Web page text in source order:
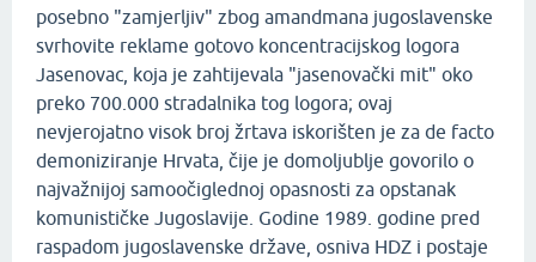
posebno "zamjerljiv" zbog amandmana jugoslavenske
svrhovite reklame gotovo koncentracijskog logora
Jasenovac, koja je zahtijevala "jasenovački mit" oko
preko 700.000 stradalnika tog logora; ovaj
nevjerojatno visok broj žrtava iskorišten je za de facto
demoniziranje Hrvata, čije je domoljublje govorilo o
najvažnijoj samoočiglednoj opasnosti za opstanak
komunističke Jugoslavije. Godine 1989. godine pred
raspadom jugoslavenske države, osniva HDZ i postaje